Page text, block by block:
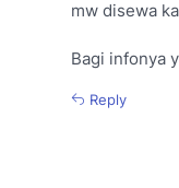
mw disewa
Bagi infonya
Reply